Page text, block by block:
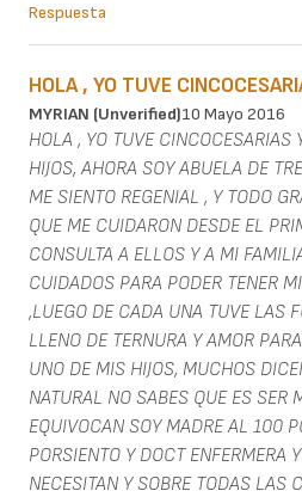
Respuesta
HOLA , YO TUVE
MYRIAN (unverified)10 Mayo 2016
HOLA , YO TUVE CINCOCESARIAS
HIJOS, AHORA SOY ABUELA DE
ME SIENTO REGENIAL , Y TODO
QUE ME CUIDARON DESDE EL
CONSULTA A ELLOS Y A MI
CUIDADOS PARA PODER TENER
,LUEGO DE CADA UNA TUVE LAS
LLENO DE TERNURA Y AMOR
UNO DE MIS HIJOS, MUCHOS
NATURAL NO SABES QUE ES SER
EQUIVOCAN SOY MADRE AL 100
PORSIENTO Y DOCT ENFERMERA
NECESITAN Y SOBRE TODAS LAS